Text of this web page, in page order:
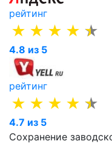
рейтинг
4.8 из 5
рейтинг
4.7 из 5
Сохранение